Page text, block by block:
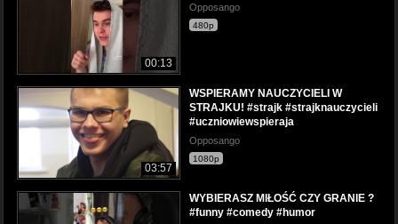
00:13
Opposango
480p
03:57
WSPIERAMY NAUCZYCIELI W
STRAJKU! #strajk #strajknauczycieli
#uczniowiewspieraja
Opposango
1080p
WYBIERASZ MIŁOŚĆ CZY GRANIE ?
#funny #comedy #humor